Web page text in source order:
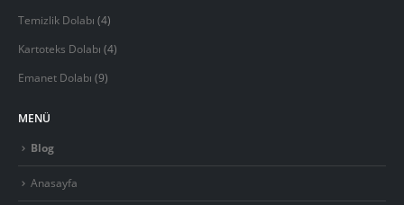
Temizlik Dolabı (4)
Kartoteks Dolabı (4)
Emanet Dolabı (9)
MENÜ
Blog
Anasayfa